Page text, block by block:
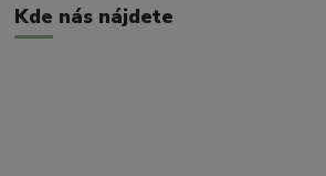
Kde nás nájdete